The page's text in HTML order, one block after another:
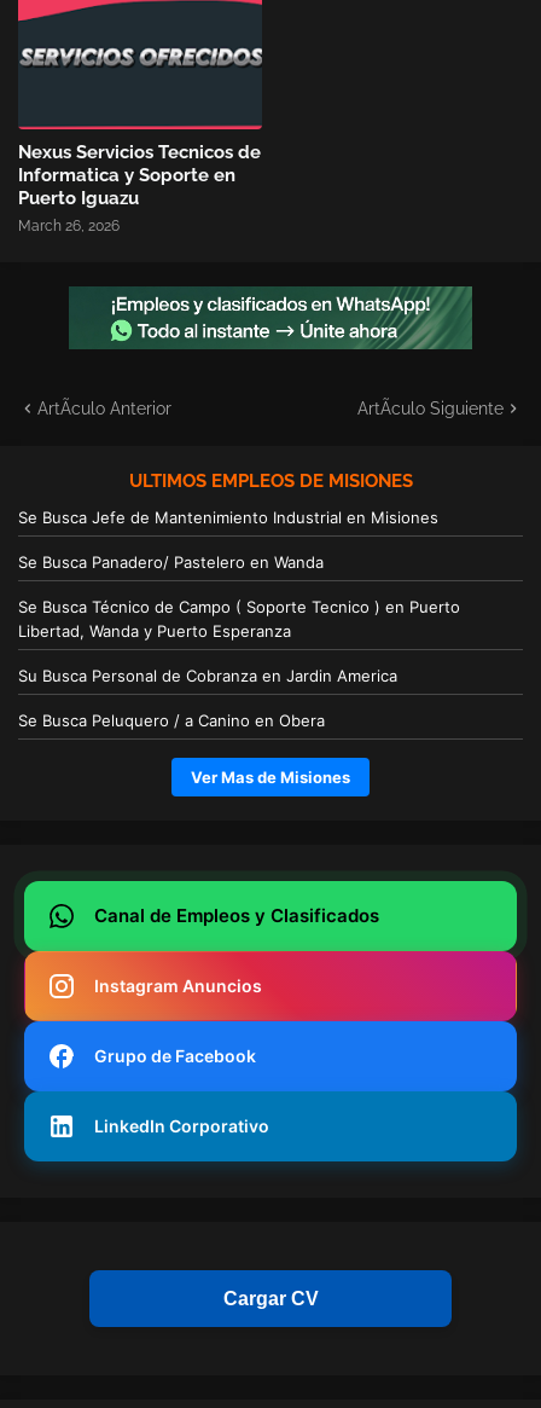
Nexus Servicios Tecnicos de
Informatica y Soporte en
Puerto Iguazu
March 26, 2026
ArtÃ­culo Anterior ArtÃ­culo Siguiente
ULTIMOS EMPLEOS DE MISIONES
Se Busca Jefe de Mantenimiento Industrial en Misiones
Se Busca Panadero/ Pastelero en Wanda
Se Busca Técnico de Campo ( Soporte Tecnico ) en Puerto
Libertad, Wanda y Puerto Esperanza
Su Busca Personal de Cobranza en Jardin America
Se Busca Peluquero / a Canino en Obera
Ver Mas de Misiones
Canal de Empleos y Clasificados
Instagram Anuncios
Grupo de Facebook
LinkedIn Corporativo
Cargar CV